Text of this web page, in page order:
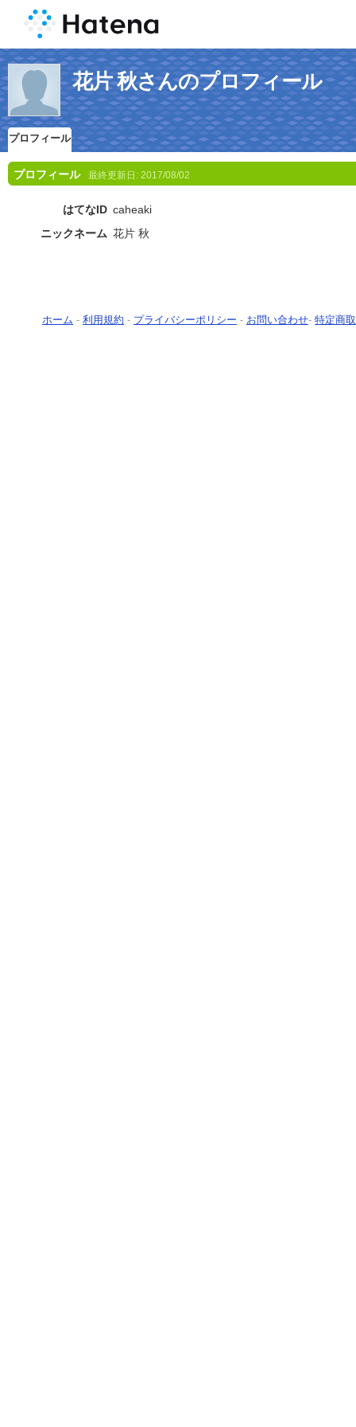
花片 秋さんのプロフィール
プロフィール
プロフィール 最終更新日: 2017/08/02
はてなID caheaki
ニックネーム 花片 秋
ホーム - 利用規約 - プライバシーポリシー - お問い合わせ- 特定商